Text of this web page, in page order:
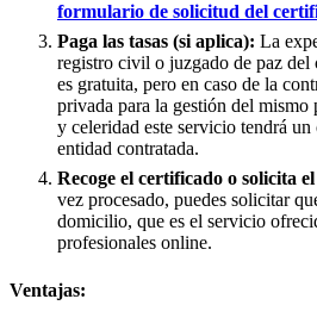
formulario de solicitud del
Paga las tasas (si aplica): La
registro civil o juzgado de paz
es gratuita, pero en caso de la
privada para la gestión del mismo
y celeridad este servicio tendrá un
entidad contratada.
Recoge el certificado o solicita
vez procesado, puedes solicitar
domicilio, que es el servicio
profesionales online.
Ventajas: